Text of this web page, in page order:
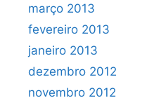
março 2013
fevereiro 2013
janeiro 2013
dezembro 2012
novembro 2012